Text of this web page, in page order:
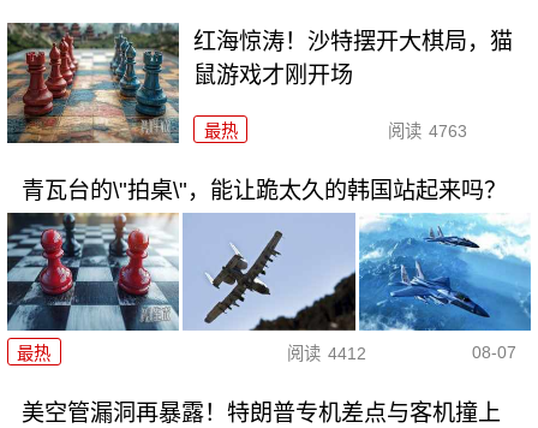
红海惊涛！沙特摆开大棋局，猫
鼠游戏才刚开场
最热 阅读 4763
青瓦台的\"拍桌\"，能让跪太久的韩国站起来吗？
最热 阅读 4412 08-07
美空管漏洞再暴露！特朗普专机差点与客机撞上